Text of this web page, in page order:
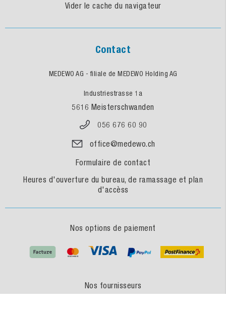
Vider le cache du navigateur
Contact
MEDEWO AG - filiale de MEDEWO Holding AG
Industriestrasse 1a
5616 Meisterschwanden
056 676 60 90
office@medewo.ch
Formulaire de contact
Heures d'ouverture du bureau, de ramassage et plan
d'accèss
Nos options de paiement
Nos fournisseurs